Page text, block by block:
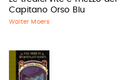
Capitano Orso Blu
Walter Moers